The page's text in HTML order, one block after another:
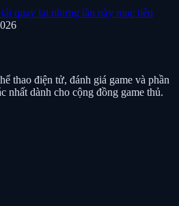
quay lại nhưng lần này mục tiêu
thao điện tử, đánh giá game và phần
nhất dành cho cộng đồng game thủ.